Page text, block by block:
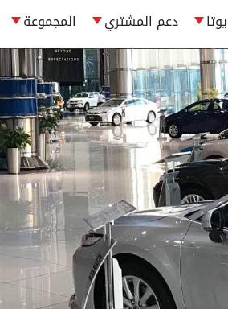
دعم المشتري المجموعة